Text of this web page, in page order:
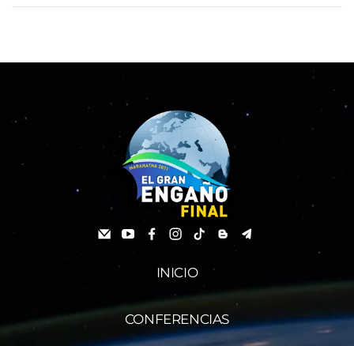
INICIO
CONFERENCIAS